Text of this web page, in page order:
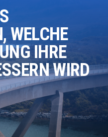
WELCHE
IHRE
WIRD